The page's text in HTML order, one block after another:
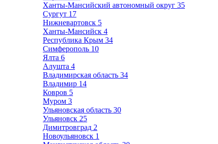
Ханты-Мансийский автономный округ 35
Сургут 17
Нижневартовск 5
Ханты-Мансийск 4
Республика Крым 34
Симферополь 10
Ялта 6
Алушта 4
Владимирская область 34
Владимир 14
Ковров 5
Муром 3
Ульяновская область 30
Ульяновск 25
Димитровград 2
Новоульяновск 1